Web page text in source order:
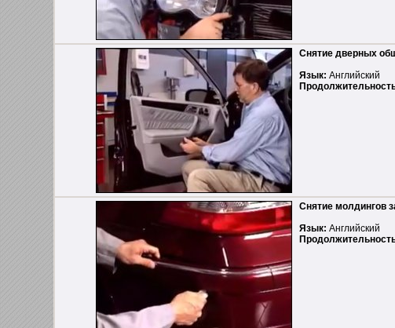
Снятие дверных
Язык: Английский
Снятие молдингов
Язык: Английский